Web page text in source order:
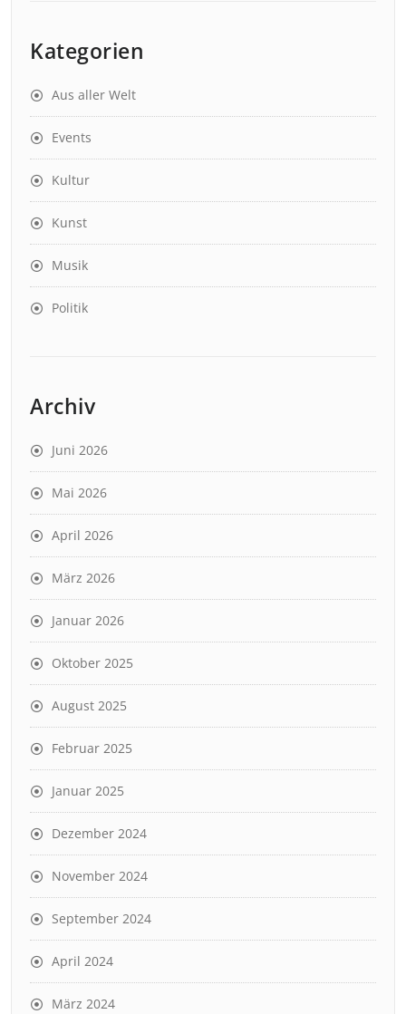
Kategorien
Aus aller Welt
Events
Kultur
Kunst
Musik
Politik
Archiv
Juni 2026
Mai 2026
April 2026
März 2026
Januar 2026
Oktober 2025
August 2025
Februar 2025
Januar 2025
Dezember 2024
November 2024
September 2024
April 2024
März 2024